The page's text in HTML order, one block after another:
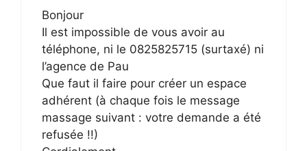
Bonjour
Il est impossible de vous avoir au
téléphone, ni le 0825825715 (surtaxé) ni
l’agence de Pau
Que faut il faire pour créer un espace
adhérent (à chaque fois le message
massage suivant : votre demande a été
refusée !!)